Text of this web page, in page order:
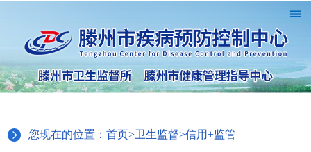
您现在的位置：首页>卫生监督>信用+监管